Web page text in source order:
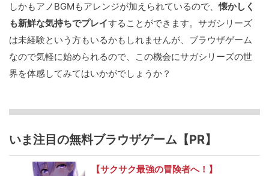
しかもアノBGMもアレンジが加えられているので、懐かしく
も新鮮な気持ちでプレイすることができます。サガシリーズ
は未経験という方もいるかもしれませんが、ブラウザゲーム
なので気軽に始められるので、この機会にサガシリーズの世
界を体感してみてはいかがでしょうか？
いま注目の無料ブラウザゲーム【PR】
【サクサク最強の冒険者へ！】